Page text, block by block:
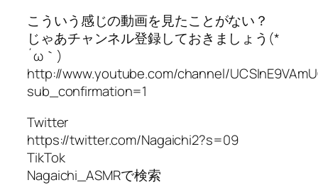
こういう感じの動画を見たことがない？
じゃあチャンネル登録しておきましょう(*
´ω｀)
http://www.youtube.com/channel/
sub_confirmation=1
Twitter
https://twitter.com/Nagaichi2?s=09
TikTok
Nagaichi_ASMRで検索